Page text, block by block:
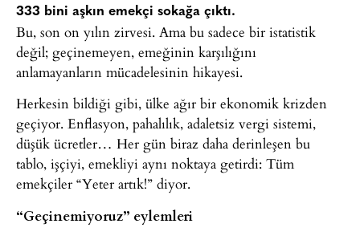
333 bini aşkın emekçi sokağa çıktı.
Bu, son on yılın zirvesi. Ama bu sadece bir istatistik
değil; geçinemeyen, emeğinin karşılığını
anlamayanların mücadelesinin hikayesi.
Herkesin bildiği gibi, ülke ağır bir ekonomik krizden
geçiyor. Enflasyon, pahalılık, adaletsiz vergi sistemi,
düşük ücretler… Her gün biraz daha derinleşen bu
tablo, işçiyi, emekliyi aynı noktaya getirdi: Tüm
emekçiler “Yeter artık!” diyor.
“Geçinemiyoruz” eylemleri